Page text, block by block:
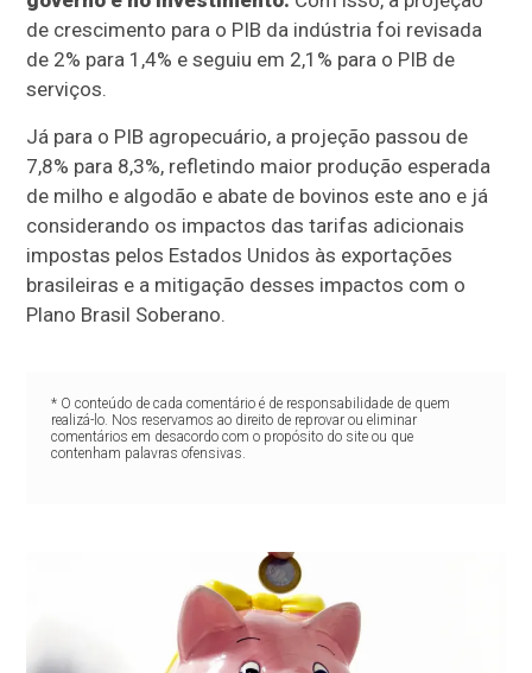
de crescimento para o PIB da indústria foi revisada
de 2% para 1,4% e seguiu em 2,1% para o PIB de
serviços.
Já para o PIB agropecuário, a projeção passou de
7,8% para 8,3%, refletindo maior produção esperada
de milho e algodão e abate de bovinos este ano e já
considerando os impactos das tarifas adicionais
impostas pelos Estados Unidos às exportações
brasileiras e a mitigação desses impactos com o
Plano Brasil Soberano.
* O conteúdo de cada comentário é de responsabilidade de quem
realizá-lo. Nos reservamos ao direito de reprovar ou eliminar
comentários em desacordo com o propósito do site ou que
contenham palavras ofensivas.